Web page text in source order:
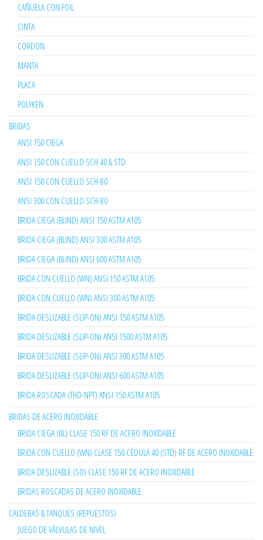
CAÑUELA CON FOIL
CINTA
CORDON
MANTA
PLACA
POLYKEN
BRIDAS
ANSI 150 CIEGA
ANSI 150 CON CUELLO SCH 40 & STD
ANSI 150 CON CUELLO SCH-80
ANSI 300 CON CUELLO SCH-80
BRIDA CIEGA (BLIND) ANSI 150 ASTM A105
BRIDA CIEGA (BLIND) ANSI 300 ASTM A105
BRIDA CIEGA (BLIND) ANSI 600 ASTM A105
BRIDA CON CUELLO (WN) ANSI 150 ASTM A105
BRIDA CON CUELLO (WN) ANSI 300 ASTM A105
BRIDA DESLIZABLE (SLIP-ON) ANSI 150 ASTM A105
BRIDA DESLIZABLE (SLIP-ON) ANSI 1500 ASTM A105
BRIDA DESLIZABLE (SLIP-ON) ANSI 300 ASTM A105
BRIDA DESLIZABLE (SLIP-ON) ANSI 600 ASTM A105
BRIDA ROSCADA (THD-NPT) ANSI 150 ASTM A105
BRIDAS DE ACERO INOXIDABLE
BRIDA CIEGA (BL) CLASE 150 RF DE ACERO INOXIDABLE
BRIDA CON CUELLO (WN) CLASE 150 CÉDULA 40 (STD) RF DE ACERO INOXIDABLE
BRIDA DESLIZABLE (SO) CLASE 150 RF DE ACERO INOXIDABLE
BRIDAS ROSCADAS DE ACERO INOXIDABLE
CALDERAS & TANQUES (REPUESTOS)
JUEGO DE VÁLVULAS DE NIVEL